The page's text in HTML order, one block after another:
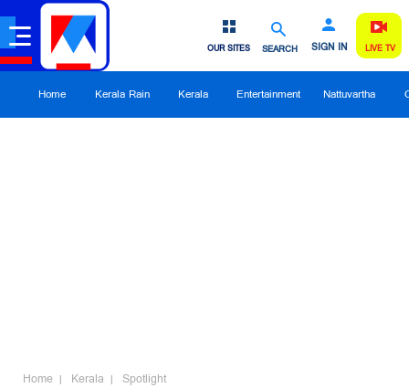
SEARCH SIGN IN
OUR SITES LIVE TV
Home Kerala Rain Kerala Entertainment Nattuvartha
Home Kerala Spotlight